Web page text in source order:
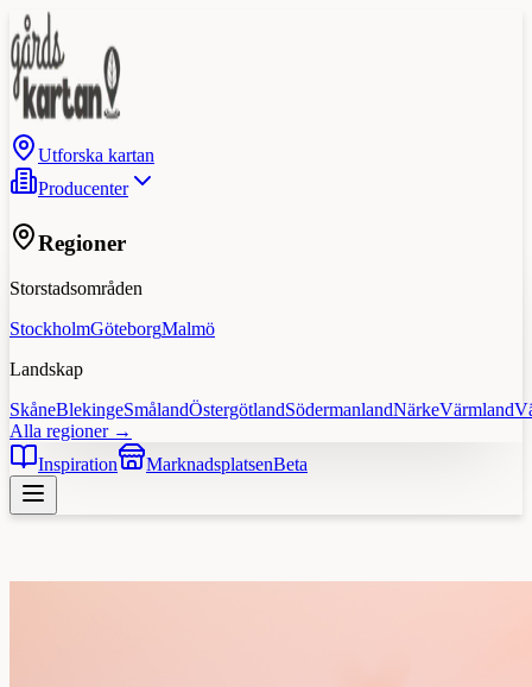
Utforska kartan
Producenter
Regioner
Storstadsområden
StockholmGöteborgMalmö
Landskap
SkåneBlekingeSmålandÖstergötlandSödermanlandNärkeVärmland
Alla regioner →
Inspiration
MarknadsplatsenBeta